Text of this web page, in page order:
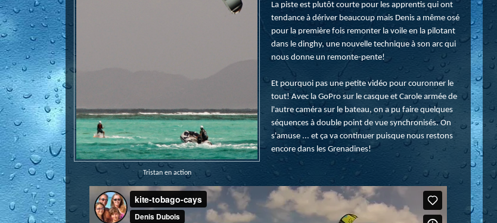
Tristan en action
La piste est plutôt courte pour les apprentis qui ont
tendance à dériver beaucoup mais Denis a même osé
pour la première fois remonter la voile en la pilotant
dans le dinghy, une nouvelle technique à son arc qui
nous donne un remonte-pente!
Et pourquoi pas une petite vidéo pour couronner le
tout! Avec la GoPro sur le casque et Carole armée de
l'autre caméra sur le bateau, on a pu faire quelques
séquences à double point de vue synchronisés. On
s'amuse ... et ça va continuer puisque nous restons
encore dans les Grenadines!